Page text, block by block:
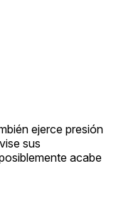
ejerce presión
sus
acabe